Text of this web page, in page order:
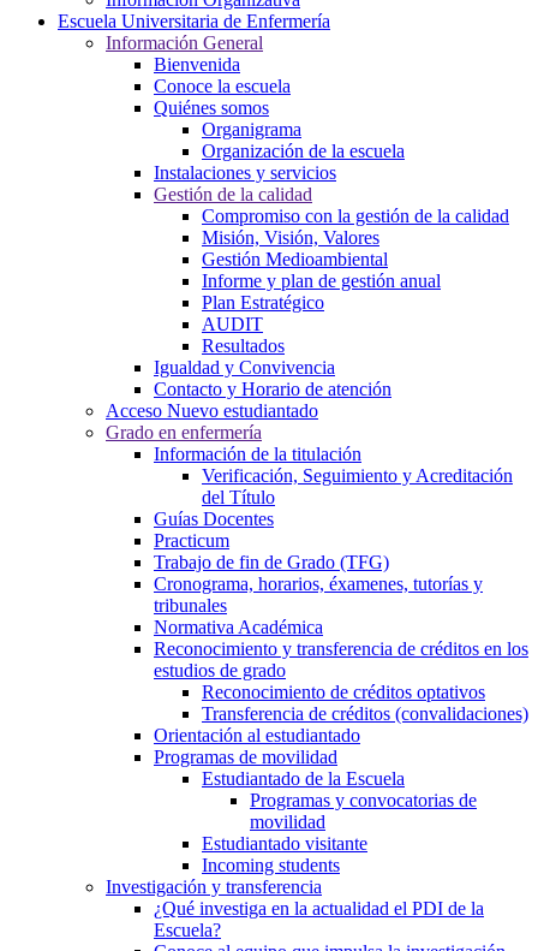
Escuela Universitaria de Enfermería
Información General
Bienvenida
Conoce la escuela
Quiénes somos
Organigrama
Organización de la escuela
Instalaciones y servicios
Gestión de la calidad
Compromiso con la gestión de la calidad
Misión, Visión, Valores
Gestión Medioambiental
Informe y plan de gestión anual
Plan Estratégico
AUDIT
Resultados
Igualdad y Convivencia
Contacto y Horario de atención
Acceso Nuevo estudiantado
Grado en enfermería
Información de la titulación
Verificación, Seguimiento y Acreditación
del Título
Guías Docentes
Practicum
Trabajo de fin de Grado (TFG)
Cronograma, horarios, éxamenes, tutorías y
tribunales
Normativa Académica
Reconocimiento y transferencia de créditos en los
estudios de grado
Reconocimiento de créditos optativos
Transferencia de créditos (convalidaciones)
Orientación al estudiantado
Programas de movilidad
Estudiantado de la Escuela
Programas y convocatorias de
movilidad
Estudiantado visitante
Incoming students
Investigación y transferencia
¿Qué investiga en la actualidad el PDI de la
Escuela?